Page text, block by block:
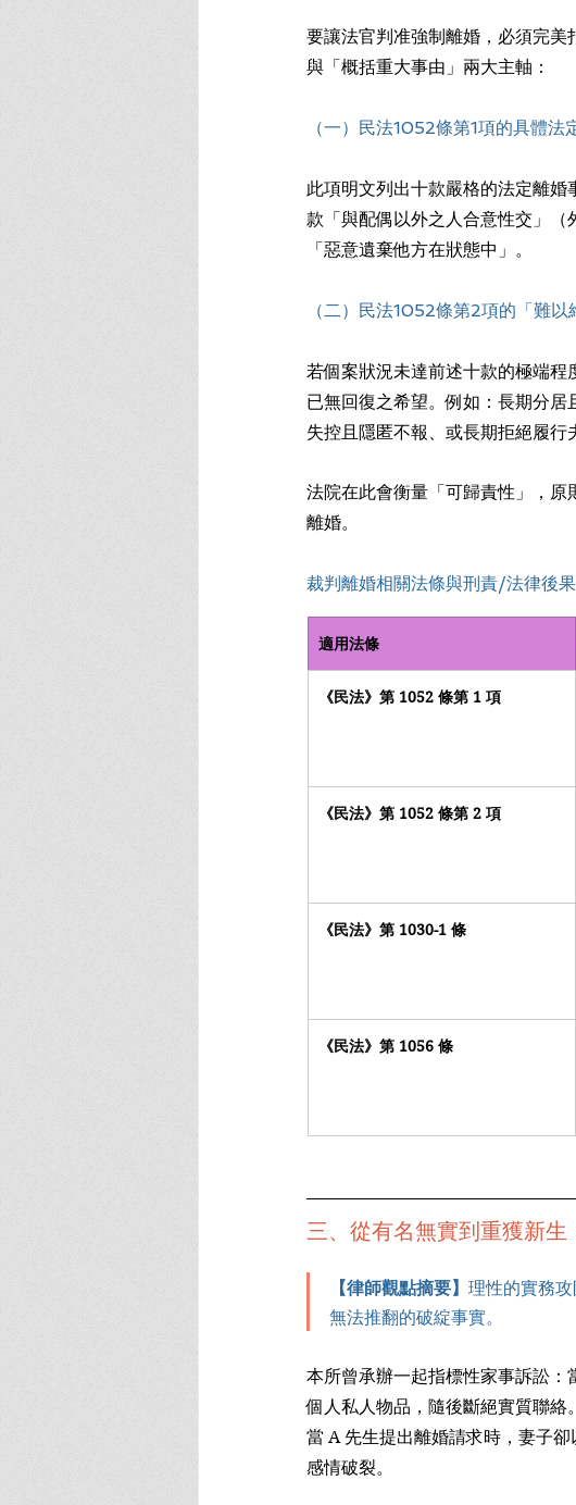
要讓法官判准強制離婚，必須完美
與「概括重大事由」兩大主軸：
（一）民法1052條第1項的具體法
此項明文列出十款嚴格的法定離
款「與配偶以外之人合意性交」
「惡意遺棄他方在狀態中」。
（二）民法1052條第2項的「難以
若個案狀況未達前述十款的極端
已無回復之希望。例如：長期分
失控且隱匿不報、或長期拒絕履行
法院在此會衡量「可歸責性」，
離婚。
裁判離婚相關法條與刑責/法律後
適用法條
《民法》第 1052 條第 1 項
《民法》第 1052 條第 2 項
《民法》第 1030-1 條
《民法》第 1056 條
三、從有名無實到重獲新
【律師觀點摘要】 理性的實務
無法推翻的破綻事實。
本所曾承辦一起指標性家事訴訟
個人私人物品，隨後斷絕實質聯絡
當 A 先生提出離婚請求時，妻子
感情破裂。